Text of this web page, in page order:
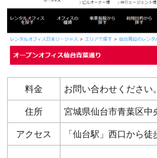
料金 お問い合わせください。
住所 宮城県仙台市青葉区中
アクセス 「仙台駅」西口から徒